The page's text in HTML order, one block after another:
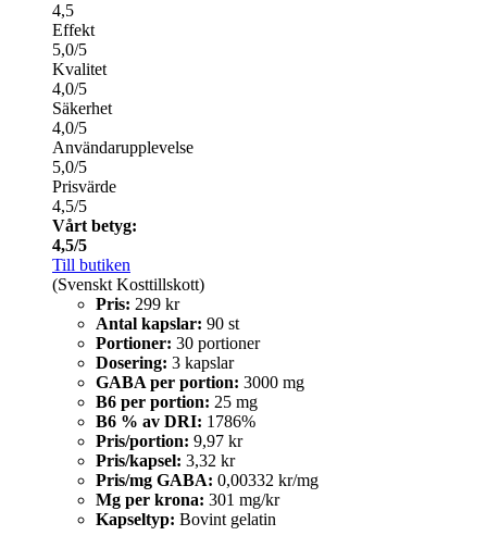
4,5
Effekt
5,0/5
Kvalitet
4,0/5
Säkerhet
4,0/5
Användarupplevelse
5,0/5
Prisvärde
4,5/5
Vårt betyg:
4,5/5
Till butiken
(Svenskt Kosttillskott)
Pris: 299 kr
Antal kapslar: 90 st
Portioner: 30 portioner
Dosering: 3 kapslar
GABA per portion: 3000 mg
B6 per portion: 25 mg
B6 % av DRI: 1786%
Pris/portion: 9,97 kr
Pris/kapsel: 3,32 kr
Pris/mg GABA: 0,00332 kr/mg
Mg per krona: 301 mg/kr
Kapseltyp: Bovint gelatin